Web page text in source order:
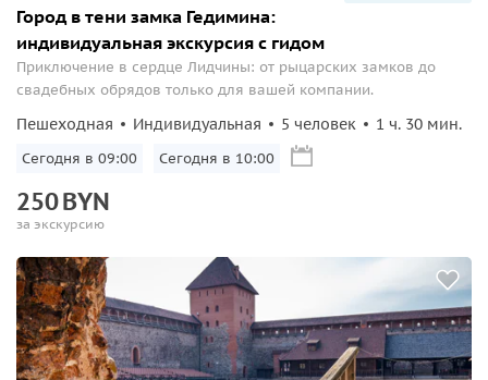
Город в тени замка Гедимина:
индивидуальная экскурсия с гидом
Приключение в сердце Лидчины: от рыцарских замков до
свадебных обрядов только для вашей компании.
Пешеходная Индивидуальная 5 человек 1 ч. 30 мин.
Сегодня в 09:00 Сегодня в 10:00
250BYN
за экскурсию